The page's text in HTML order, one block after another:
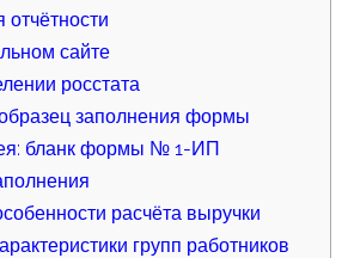
отчётности
сайте
росстата
заполнения формы
бланк формы № 1-ИП
расчёта выручки
групп работников